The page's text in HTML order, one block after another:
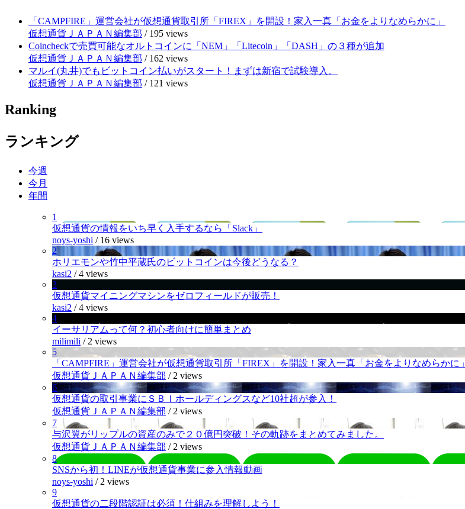
「CAMPFIRE」運営会社が仮想通貨取引所「FIREX」を開設！家入一真「お金をよりなめらかに」
仮想通貨ＪＡＰＡＮ編集部 / 195 views
Coincheckで売買可能なオルトコインに「NEM」「Litecoin」「DASH」の３種が追加
仮想通貨ＪＡＰＡＮ編集部 / 162 views
マルイ(丸井)でもビットコイン払いがスタート！まずは新宿で試験導入。
仮想通貨ＪＡＰＡＮ編集部 / 121 views
Ranking
ランキング
今週
今月
年間
1
仮想通貨の情報をいち早く入手するなら「Slack」
noys-yoshi / 16 views
2
ホリエモンや竹中平蔵氏のビットコインは今後どうなる？
kasi2 /4 views
3
仮想通貨マイニングマシンをゼロフィールドが販売！
kasi2 /4 views
4
イーサリアムって何？初心者向けに簡単まとめ
milimili / 2 views
5
「CAMPFIRE」運営会社が仮想通貨取引所「FIREX」を開設！家入一真「お金をよりなめらかに」
仮想通貨ＪＡＰＡＮ編集部 / 2 views
6
仮想通貨の取引事業にＳＢＩホールディングスなど10社超が参入！
仮想通貨ＪＡＰＡＮ編集部 / 2 views
7
与沢翼がリップルの資産のみで２０億円突破！その軌跡をまとめてみました。
仮想通貨ＪＡＰＡＮ編集部 / 2 views
8
SNSから初！LINEが仮想通貨事業に参入情報動画
noys-yoshi / 2 views
9
仮想通貨の二段階認証は必須！仕組みを理解しよう！